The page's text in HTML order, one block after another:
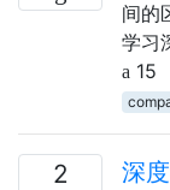
间的
学习
15
2 深